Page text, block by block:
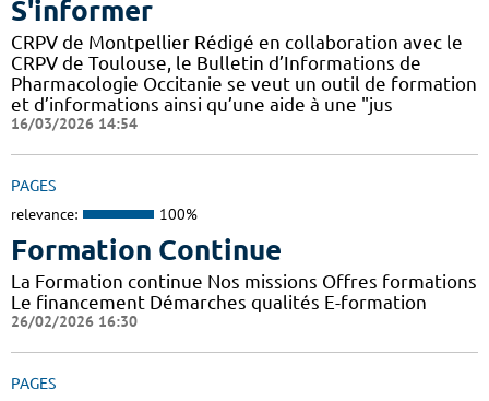
S'informer
CRPV de Montpellier Rédigé en collaboration avec le
CRPV de Toulouse, le Bulletin d’Informations de
Pharmacologie Occitanie se veut un outil de formation
et d’informations ainsi qu’une aide à une "jus
16/03/2026 14:54
PAGES
relevance: 100%
Formation Continue
La Formation continue Nos missions Offres formations
Le financement Démarches qualités E-formation
26/02/2026 16:30
PAGES